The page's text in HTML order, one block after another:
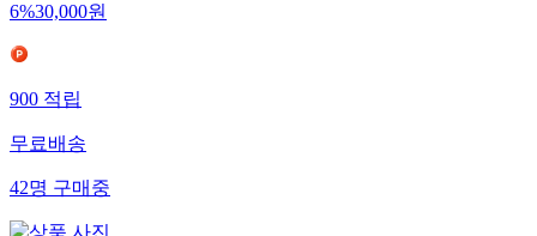
6%30,000원
900 적립
무료배송
42명 구매중